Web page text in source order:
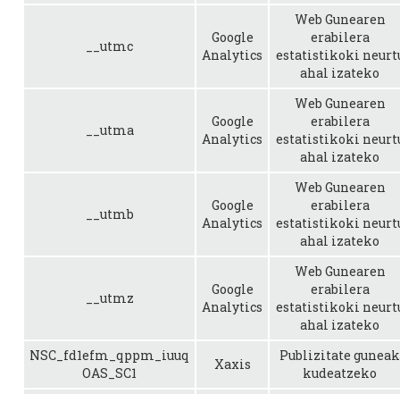
__utmc
Google
Analytics
Web Gunearen
erabilera
estatistikoki
ahal izateko
__utma
Google
Analytics
Web Gunearen
erabilera
estatistikoki
ahal izateko
__utmb
Google
Analytics
Web Gunearen
erabilera
estatistikoki
ahal izateko
__utmz
Google
Analytics
Web Gunearen
erabilera
estatistikoki
ahal izateko
NSC_fd1efm_qppm_iuuq
OAS_SC1
Xaxis
Publizitate guneak
kudeatzeko